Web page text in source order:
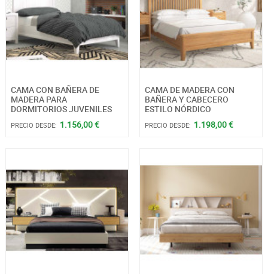
CAMA CON BAÑERA DE
MADERA PARA
DORMITORIOS JUVENILES
PRECIO DESDE: 1.156,00 €
CAMA DE MADERA CON
BAÑERA Y CABECERO
ESTILO NÓRDICO
PRECIO DESDE: 1.198,00 €